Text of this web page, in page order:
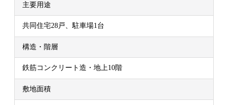
主要用途
共同住宅28戸、駐車場1台
構造・階層
鉄筋コンクリート造・地上10階
敷地面積